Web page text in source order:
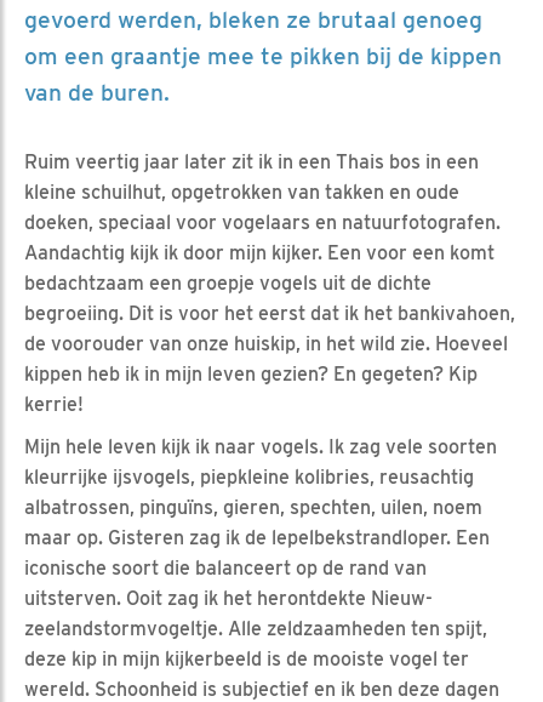
gevoerd werden, bleken ze brutaal genoeg
om een graantje mee te pikken bij de kippen
van de buren.
Ruim veertig jaar later zit ik in een Thais bos in een
kleine schuilhut, opgetrokken van takken en oude
doeken, speciaal voor vogelaars en natuurfotografen.
Aandachtig kijk ik door mijn kijker. Een voor een komt
bedachtzaam een groepje vogels uit de dichte
begroeiing. Dit is voor het eerst dat ik het bankivahoen,
de voorouder van onze huiskip, in het wild zie. Hoeveel
kippen heb ik in mijn leven gezien? En gegeten? Kip
kerrie!
Mijn hele leven kijk ik naar vogels. Ik zag vele soorten
kleurrijke ijsvogels, piepkleine kolibries, reusachtig
albatrossen, pinguïns, gieren, spechten, uilen, noem
maar op. Gisteren zag ik de lepelbekstrandloper. Een
iconische soort die balanceert op de rand van
uitsterven. Ooit zag ik het herontdekte Nieuw-
zeelandstormvogeltje. Alle zeldzaamheden ten spijt,
deze kip in mijn kijkerbeeld is de mooiste vogel ter
wereld. Schoonheid is subjectief en ik ben deze dagen